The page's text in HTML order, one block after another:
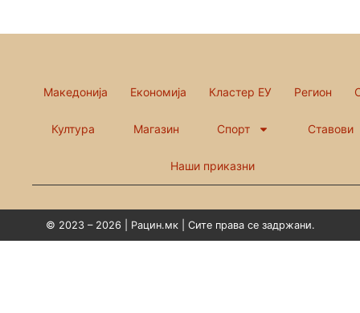
Македонија Економија Кластер ЕУ Регион
Култура Магазин Спорт Ставови
Наши приказни
© 2023 – 2026 | Рацин.мк | Сите права се задржани.